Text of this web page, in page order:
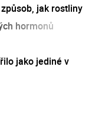
jak rostliny
hormonů
jako jediné v